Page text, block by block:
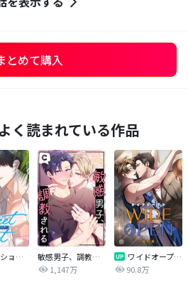
とめて購入
く読まれている作品
スイート・ショット
敏感男子、調教される
1,147万
ワイドオープン【改訂版】
90.8万